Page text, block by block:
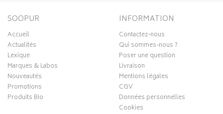
SOOPUR
Accueil
Actualités
Lexique
Marques & Labos
Nouveautés
Promotions
Produits Bio
INFORMATION
Contactez-nous
Qui sommes-nous ?
Poser une question
Livraison
Mentions légales
CGV
Données personnelles
Cookies